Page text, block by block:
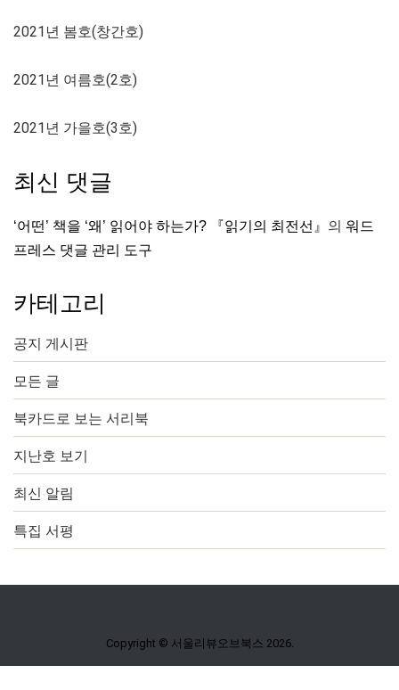
2021년 봄호(창간호)
2021년 여름호(2호)
2021년 가을호(3호)
최신 댓글
‘어떤’ 책을 ‘왜’ 읽어야 하는가? 『읽기의 최전선』 의 워드
프레스 댓글 관리 도구
카테고리
공지 게시판
모든 글
북카드로 보는 서리북
지난호 보기
최신 알림
특집 서평
Copyright © 서울리뷰오브북스 2026.